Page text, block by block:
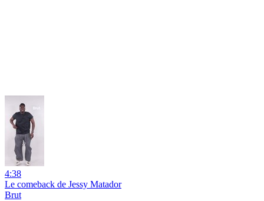
4:38
Le comeback de Jessy Matador
Brut